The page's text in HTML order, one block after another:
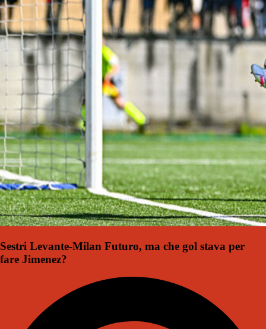
Sestri Levante-Milan Futuro, ma che gol stava per
fare Jimenez?